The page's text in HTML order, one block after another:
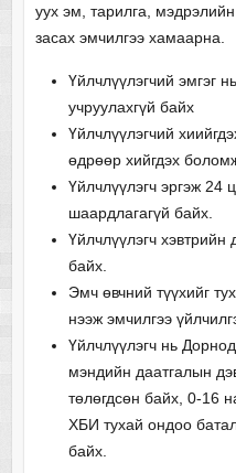
уух эм, тарилга,
засах эмчилгээ хамаарна.
Үйлчлүүлэгчий эмгэг
учруулахгүй байх
Үйлчлүүлэгчий
өдрөөр хийгдэх
Үйлчлүүлэгч эргэж 24
шаардлагагүй байх.
Үйлчлүүлэгч хэвтрийн
байх.
Эмч өвчний түүхийг
нээж эмчилгээ
Үйлчлүүлэгч нь
мэндийн даатгалын
төлөгдсөн байх, 0-16
ХБИ тухай ондоо
байх.